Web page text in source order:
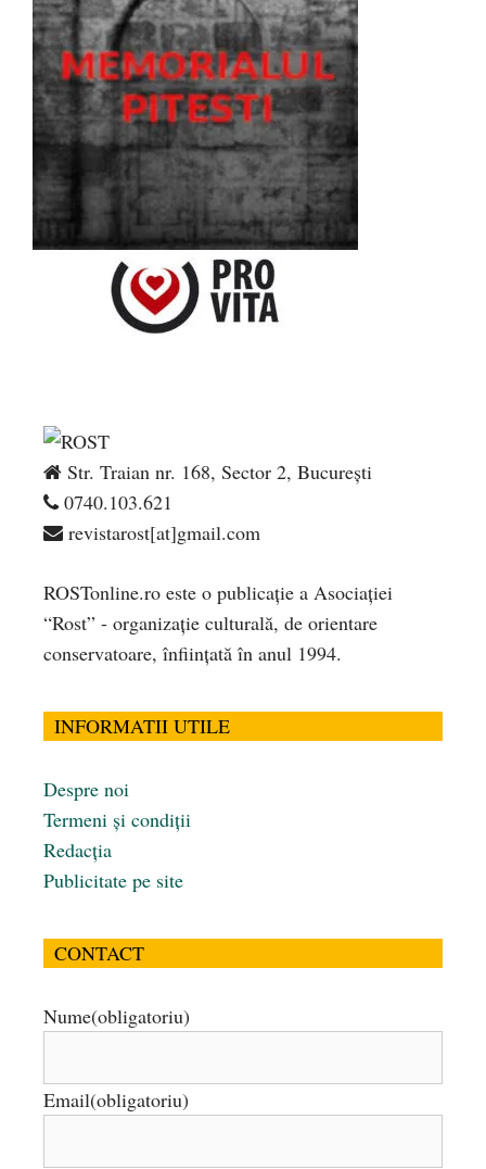
Str. Traian nr. 168, Sector 2, București
0740.103.621
revistarost[at]gmail.com
ROSTonline.ro este o publicaţie a Asociaţiei
“Rost” - organizaţie culturală, de orientare
conservatoare, înfiinţată în anul 1994.
INFORMATII UTILE
Despre noi
Termeni și condiții
Redacția
Publicitate pe site
CONTACT
Nume(obligatoriu)
Email(obligatoriu)